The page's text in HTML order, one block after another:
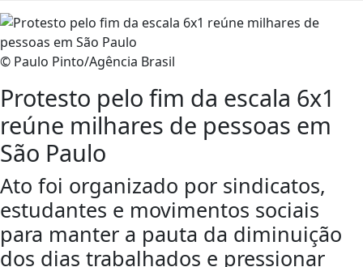
© Paulo Pinto/Agência Brasil
Protesto pelo fim da escala 6x1
reúne milhares de pessoas em
São Paulo
Ato foi organizado por sindicatos,
estudantes e movimentos sociais
para manter a pauta da diminuição
dos dias trabalhados e pressionar